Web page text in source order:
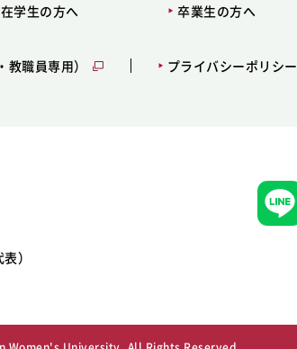
在学生の方へ 卒業生の方へ
職員専用） プライバシーポリシー
）